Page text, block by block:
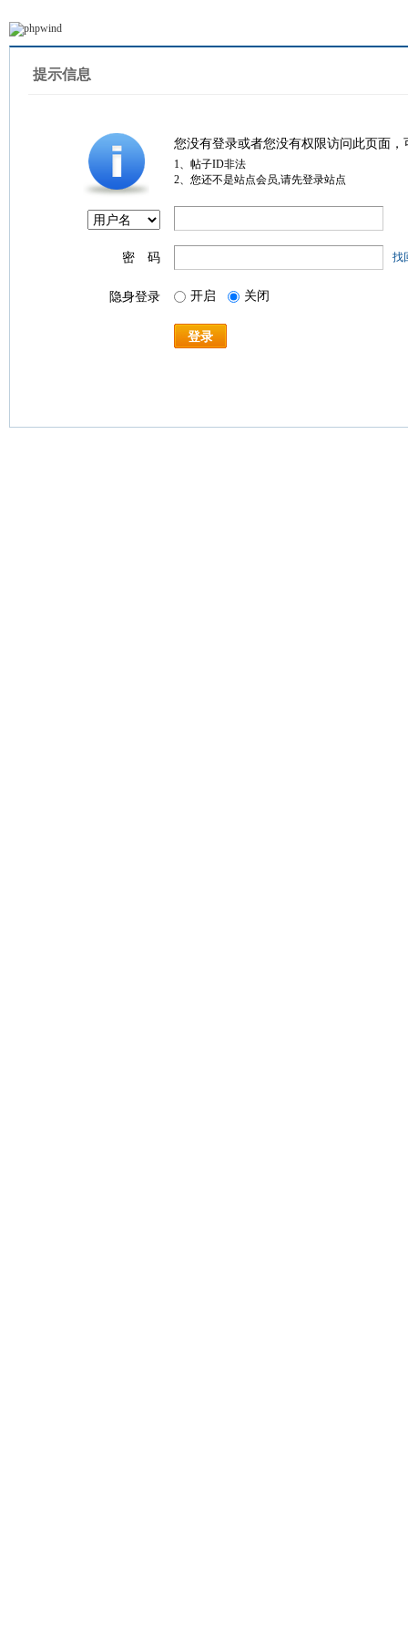
提示信息
您没有登录或者您没有权限访问此页面
1、帖子ID非法
2、您还不是站点会员,请先登录站点
密 码 找
隐身登录 开启 关闭
登录